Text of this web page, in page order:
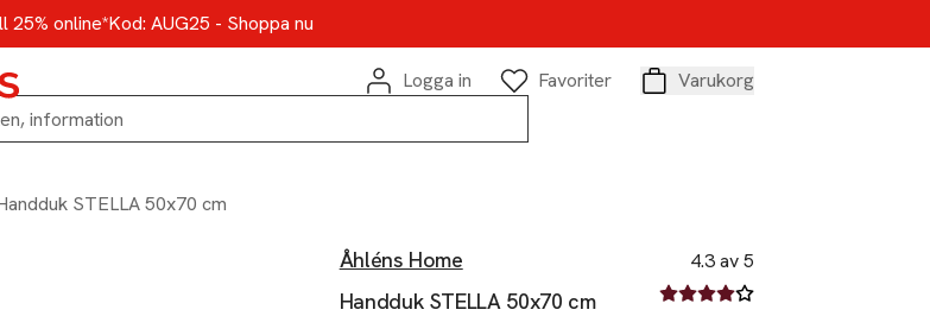
25% online*Kod: AUG25 - Shoppa nu
Logga in
Favoriter
Varukorg
STELLA 50x70 cm
Åhléns Home
Handduk STELLA 50x70 cm
4.3 av 5
4.3 av fem stjärnor